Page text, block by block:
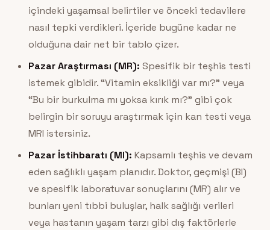
içindeki yaşamsal belirtiler ve önceki tedavilere
nasıl tepki verdikleri. İçeride bugüne kadar ne
olduğuna dair net bir tablo çizer.
Pazar Araştırması (MR): Spesifik bir teşhis testi
istemek gibidir. “Vitamin eksikliği var mı?” veya
“Bu bir burkulma mı yoksa kırık mı?” gibi çok
belirgin bir soruyu araştırmak için kan testi veya
MRI istersiniz.
Pazar İstihbaratı (MI): Kapsamlı teşhis ve devam
eden sağlıklı yaşam planıdır. Doktor, geçmişi (BI)
ve spesifik laboratuvar sonuçlarını (MR) alır ve
bunları yeni tıbbi buluşlar, halk sağlığı verileri
veya hastanın yaşam tarzı gibi dış faktörlerle